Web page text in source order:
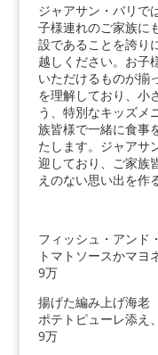
ジャアサン・バリで
子様連れのご家族に
設であることを誇り
越しください。お子
いただけるものが揃
を理解しており、小
う、特別なキッズメ
族皆様で一緒に食事
たします。ジャアサ
迎しており、ご家族
えのない思い出を作
フィッシュ・アンド
トマトソースかマヨ
9万
揚げた編み上げ海老
ポテトピューレ添え
9万